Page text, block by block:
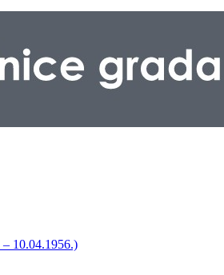
10.04.1956.)